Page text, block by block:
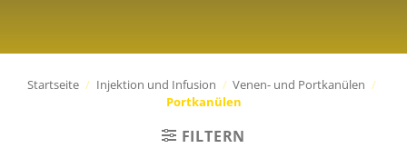
Startseite / Injektion und Infusion / Venen- und Portkanülen /
Portkanülen
FILTERN